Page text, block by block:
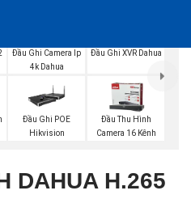
Đầu Ghi Camera Ip
4k Dahua
Đầu Ghi XVR Dahua
Đầu Ghi POE
Hikvision
Đầu Thu Hình
Camera 16 Kênh
DAHUA H.265